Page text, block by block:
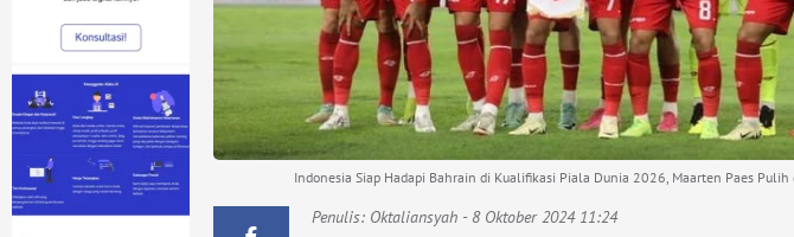
Indonesia Siap Hadapi Bahrain di Kualifikasi Piala Dunia 2026, Maarten Paes Pulih
Penulis: Oktaliansyah - 8 Oktober 2024 11:24